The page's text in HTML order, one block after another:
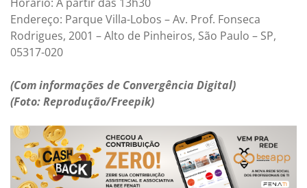
Endereço: Parque Villa-Lobos – Av. Prof. Fonseca
Rodrigues, 2001 – Alto de Pinheiros, São Paulo – SP,
05317-020
(Com informações de Convergência Digital)
(Foto: Reprodução/Freepik)